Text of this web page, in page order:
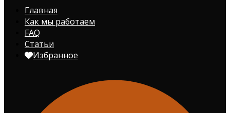
Главная
Как мы работаем
FAQ
Статьи
Избранное